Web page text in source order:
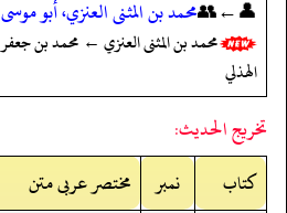
👤←👥محمد بن المثنى العنزي، أبو موسى
محمد بن المثنى العنزي ← محمد بن جعفر
الهذلي
تخريج الحديث:
کتاب
نمبر
مختصر عربی متن